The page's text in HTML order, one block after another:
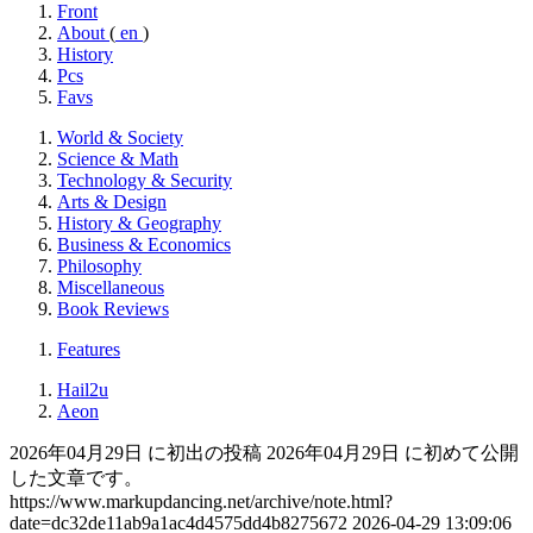
Front
About ( en )
History
Pcs
Favs
World & Society
Science & Math
Technology & Security
Arts & Design
History & Geography
Business & Economics
Philosophy
Miscellaneous
Book Reviews
Features
Hail2u
Aeon
2026年04月29日 に初出の投稿 2026年04月29日 に初めて公開
した文章です。
https://www.markupdancing.net/archive/note.html?
date=dc32de11ab9a1ac4d4575dd4b8275672 2026-04-29 13:09:06